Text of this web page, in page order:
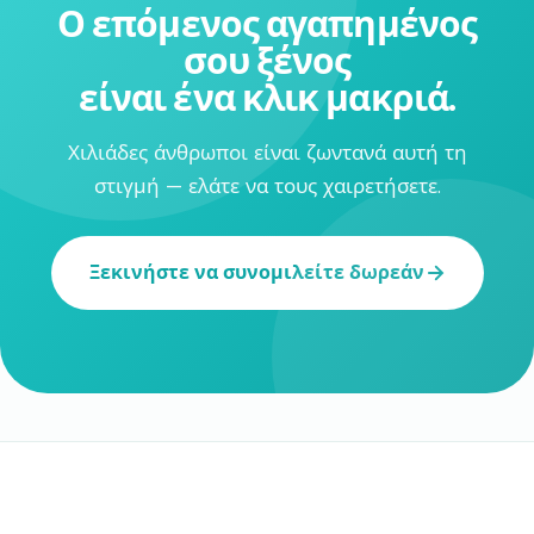
Ο επόμενος αγαπημένος
σου ξένος
είναι ένα κλικ μακριά.
Χιλιάδες άνθρωποι είναι ζωντανά αυτή τη
στιγμή — ελάτε να τους χαιρετήσετε.
Ξεκινήστε να συνομιλείτε δωρεάν